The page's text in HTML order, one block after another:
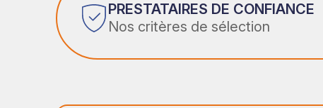
PRESTATAIRES DE CONFIANCE
Nos critères de sélection